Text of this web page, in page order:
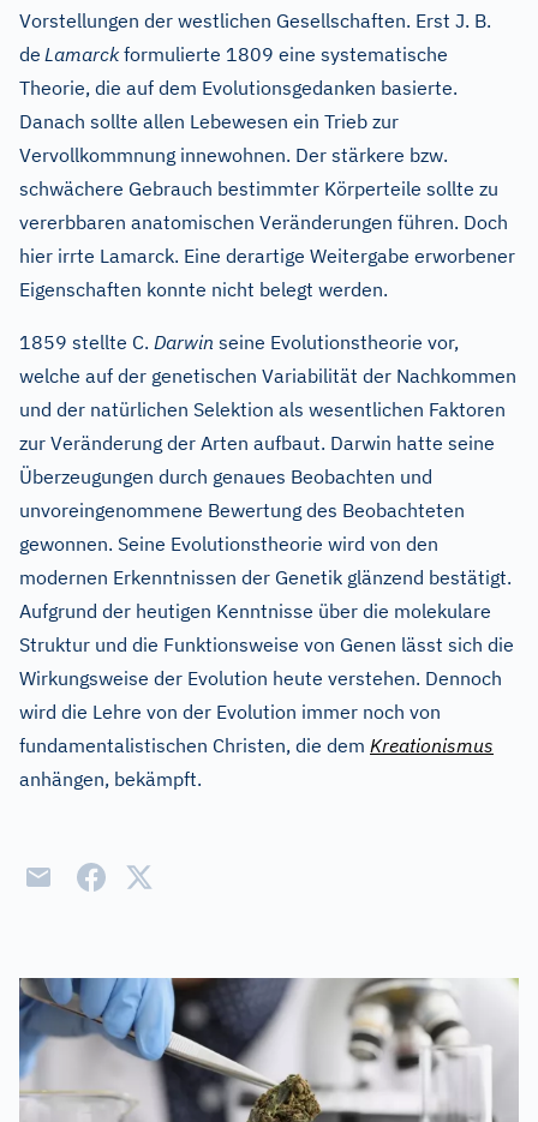
Vorstellungen der westlichen Gesellschaften. Erst J. B.
de Lamarckformulierte 1809 eine systematische
Theorie, die auf dem Evolutionsgedanken basierte.
Danach sollte allen Lebewesen ein Trieb zur
Vervollkommnung innewohnen. Der stärkere bzw.
schwächere Gebrauch bestimmter Körperteile sollte zu
vererbbaren anatomischen Veränderungen führen. Doch
hier irrte Lamarck. Eine derartige Weitergabe erworbener
Eigenschaften konnte nicht belegt werden.
1859 stellte C. Darwin seine Evolutionstheorie vor,
welche auf der genetischen Variabilität der Nachkommen
und der natürlichen Selektion als wesentlichen Faktoren
zur Veränderung der Arten aufbaut. Darwin hatte seine
Überzeugungen durch genaues Beobachten und
unvoreingenommene Bewertung des Beobachteten
gewonnen. Seine Evolutionstheorie wird von den
modernen Erkenntnissen der Genetik glänzend bestätigt.
Aufgrund der heutigen Kenntnisse über die molekulare
Struktur und die Funktionsweise von Genen lässt sich die
Wirkungsweise der Evolution heute verstehen. Dennoch
wird die Lehre von der Evolution immer noch von
fundamentalistischen Christen, die dem Kreationismus
anhängen, bekämpft.